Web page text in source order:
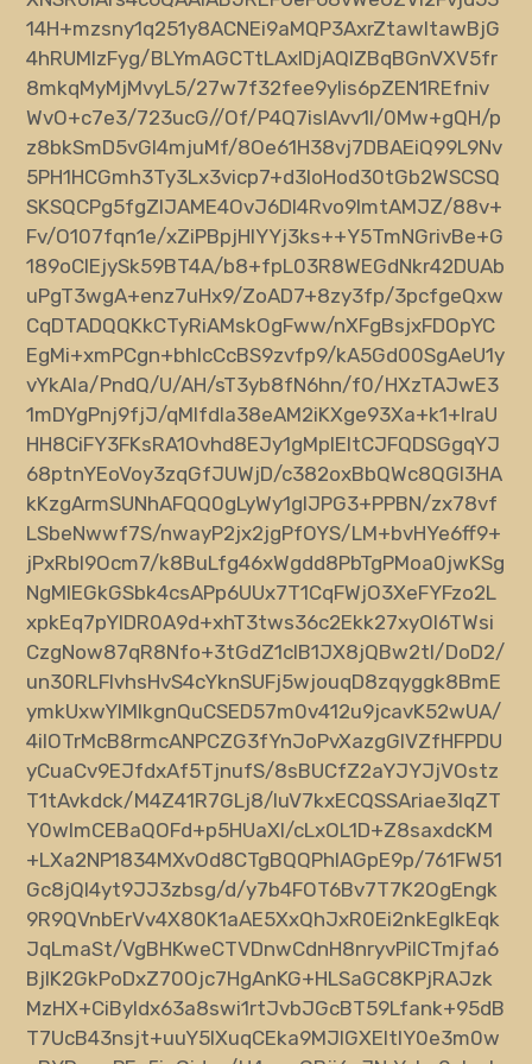
14H+mzsny1q251y8ACNEi9aMQP3AxrZtawltawBjG
4hRUMIzFyg/BLYmAGCTtLAxIDjAQIZBqBGnVXV5fr
8mkqMyMjMvyL5/27w7f32fee9yIis6pZEN1REfniv
WvO+c7e3/723ucG//Of/P4Q7isIAvv1I/0Mw+gQH/p
z8bkSmD5vGI4mjuMf/8Oe61H38vj7DBAEiQ99L9Nv
5PH1HCGmh3Ty3Lx3vicp7+d3IoHod30tGb2WSCSQ
SKSQCPg5fgZIJAME4OvJ6DI4Rvo9lmtAMJZ/88v+
Fv/O107fqn1e/xZiPBpjHIYYj3ks++Y5TmNGrivBe+G
189oCIEjySk59BT4A/b8+fpL03R8WEGdNkr42DUAb
uPgT3wgA+enz7uHx9/ZoAD7+8zy3fp/3pcfgeQxw
CqDTADQQKkCTyRiAMskOgFww/nXFgBsjxFDOpYC
EgMi+xmPCgn+bhIcCcBS9zvfp9/kA5Gd00SgAeU1y
vYkAIa/PndQ/U/AH/sT3yb8fN6hn/f0/HXzTAJwE3
1mDYgPnj9fjJ/qMlfdIa38eAM2iKXge93Xa+k1+IraU
HH8CiFY3FKsRA1Ovhd8EJy1gMplEItCJFQDSGgqYJ
68ptnYEoVoy3zqGfJUWjD/c382oxBbQWc8QGI3HA
kKzgArmSUNhAFQQ0gLyWy1gIJPG3+PPBN/zx78vf
LSbeNwwf7S/nwayP2jx2jgPfOYS/LM+bvHYe6ff9+
jPxRbl9Ocm7/k8BuLfg46xWgdd8PbTgPMoa0jwKSg
NgMlEGkGSbk4csAPp6UUx7T1CqFWjO3XeFYFzo2L
xpkEq7pYIDR0A9d+xhT3tws36c2Ekk27xyOI6TWsi
CzgNow87qR8Nfo+3tGdZ1clB1JX8jQBw2tI/DoD2/
un30RLFlvhsHvS4cYknSUFj5wjouqD8zqyggk8BmE
ymkUxwYlMIkgnQuCSED57m0v412u9jcavK52wUA/
4iIOTrMcB8rmcANPCZG3fYnJoPvXazgGIVZfHFPDU
yCuaCv9EJfdxAf5TjnufS/8sBUCfZ2aYJYJjVOstz
T1tAvkdck/M4Z41R7GLj8/luV7kxECQSSAriae3IqZT
Y0wImCEBaQOFd+p5HUaXI/cLxOL1D+Z8saxdcKM
+LXa2NP1834MXvOd8CTgBQQPhIAGpE9p/761FW51
Gc8jQI4yt9JJ3zbsg/d/y7b4FOT6Bv7T7K2OgEngk
9R9QVnbErVv4X80K1aAE5XxQhJxR0Ei2nkEglkEqk
JqLmaSt/VgBHKweCTVDnwCdnH8nryvPiICTmjfa6
BjIK2GkPoDxZ70Ojc7HgAnKG+HLSaGC8KPjRAJzk
MzHX+CiByIdx63a8swi1rtJvbJGcBT59Lfank+95dB
T7UcB43nsjt+uuY5IXuqCEka9MJIGXEItIY0e3m0w